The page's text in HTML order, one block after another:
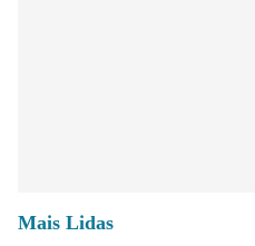
Mais Lidas